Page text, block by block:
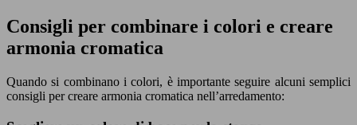
Consigli per combinare i colori e creare
armonia cromatica
Quando si combinano i colori, è importante seguire alcuni semplici
consigli per creare armonia cromatica nell’arredamento: